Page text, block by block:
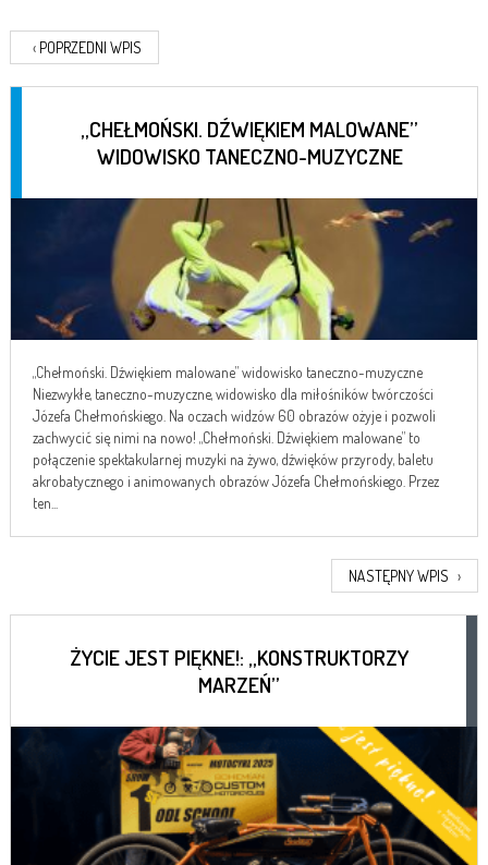
‹ POPRZEDNI WPIS
„CHEŁMOŃSKI. DŹWIĘKIEM MALOWANE”
WIDOWISKO TANECZNO-MUZYCZNE
„Chełmoński. Dźwiękiem malowane” widowisko taneczno-muzyczne
Niezwykłe, taneczno-muzyczne, widowisko dla miłośników twórczości
Józefa Chełmońskiego. Na oczach widzów 60 obrazów ożyje i pozwoli
zachwycić się nimi na nowo! „Chełmoński. Dźwiękiem malowane” to
połączenie spektakularnej muzyki na żywo, dźwięków przyrody, baletu
akrobatycznego i animowanych obrazów Józefa Chełmońskiego. Przez
ten...
NASTĘPNY WPIS ›
ŻYCIE JEST PIĘKNE!: „KONSTRUKTORZY
MARZEŃ”